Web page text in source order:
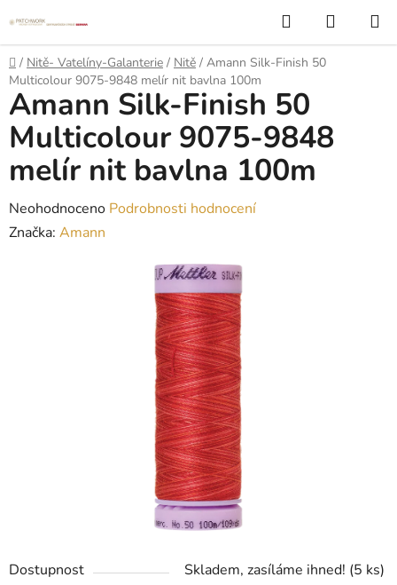
na
obsah
Hledat
KOŠÍK
Domů
/ Nitě- Vatelíny-Galanterie / Nitě / Amann Silk-Finish 50
Multicolour 9075-9848 melír nit bavlna 100m
Dostupnost Skladem, zasíláme ihned! (5 ks)
Amann Silk-Finish 50
Multicolour 9075-9848
melír nit bavlna 100m
Průměrné
hodnocení
Neohodnoceno Podrobnosti hodnocení
Značka: Amann